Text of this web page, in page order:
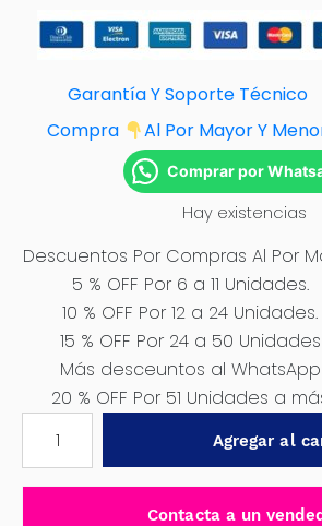
Garantía Y Soporte Técnico
Compra
Al Por Mayor Y
Comprar por
Hay existencias
Descuentos Por Compras Al Por
5 % OFF Por 6 a 11 Unidades.
10 % OFF Por 12 a 24 Unidades.
15 % OFF Por 24 a 50 Unidades
Más desceuntos al WhatsApp
20 % OFF Por 51 Unidades a
PAÑOS
MICROFIBRA
Agregar al
Contacta a un